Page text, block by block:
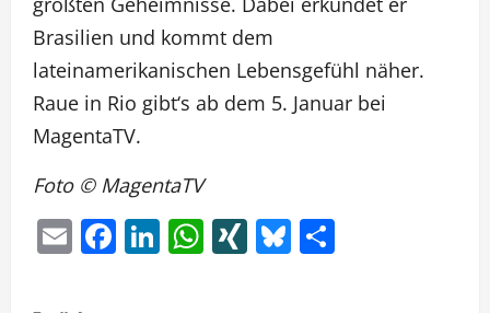
Brasilien und kommt dem
lateinamerikanischen Lebensgefühl näher.
Raue in Rio gibt‘s ab dem 5. Januar bei
MagentaTV.
Foto © MagentaTV
EmailFacebook
LinkedIn
WhatsApp
XINGBluesky